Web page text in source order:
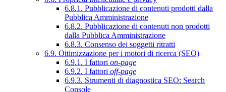
6.8.1. Pubblicazione di contenuti prodotti dalla
Pubblica Amministrazione
6.8.2. Pubblicazione di contenuti non prodotti
dalla Pubblica Amministrazione
6.8.3. Consenso dei soggetti ritratti
6.9. Ottimizzazione per i motori di ricerca (SEO)
6.9.1. I fattori on-page
6.9.2. I fattori off-page
6.9.3. Strumenti di diagnostica SEO: Search
Console